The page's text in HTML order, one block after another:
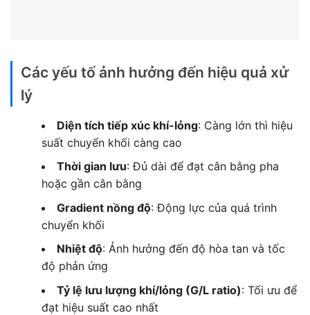
Các yếu tố ảnh hưởng đến hiệu quả xử
lý
Diện tích tiếp xúc khí-lỏng: Càng lớn thì hiệu
suất chuyển khối càng cao
Thời gian lưu: Đủ dài để đạt cân bằng pha
hoặc gần cân bằng
Gradient nồng độ: Động lực của quá trình
chuyển khối
Nhiệt độ: Ảnh hưởng đến độ hòa tan và tốc
độ phản ứng
Tỷ lệ lưu lượng khí/lỏng (G/L ratio): Tối ưu để
đạt hiệu suất cao nhất